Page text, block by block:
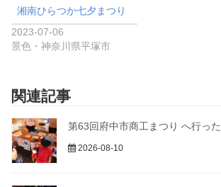
湘南ひらつか七夕まつり
2023-07-06
景色・神奈川県平塚市
関連記事
第63回府中市商工まつり へ行った
2026-08-10